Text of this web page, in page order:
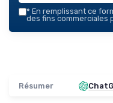
* En remplissant ce
des fins commerciales
Résumer